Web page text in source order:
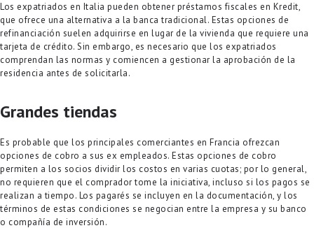
Los expatriados en Italia pueden obtener préstamos fiscales en Kredit,
que ofrece una alternativa a la banca tradicional. Estas opciones de
refinanciación suelen adquirirse en lugar de la vivienda que requiere una
tarjeta de crédito. Sin embargo, es necesario que los expatriados
comprendan las normas y comiencen a gestionar la aprobación de la
residencia antes de solicitarla.
Grandes tiendas
Es probable que los principales comerciantes en Francia ofrezcan
opciones de cobro a sus ex empleados. Estas opciones de cobro
permiten a los socios dividir los costos en varias cuotas; por lo general,
no requieren que el comprador tome la iniciativa, incluso si los pagos se
realizan a tiempo. Los pagarés se incluyen en la documentación, y los
términos de estas condiciones se negocian entre la empresa y su banco
o compañía de inversión.